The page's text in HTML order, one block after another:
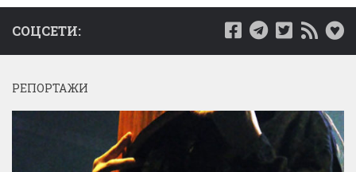
СОЦСЕТИ:
РЕПОРТАЖИ